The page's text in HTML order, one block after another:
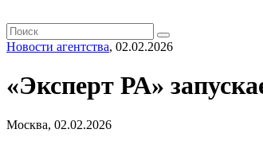
Новости агентства, 02.02.2026
«Эксперт РА»
Москва, 02.02.2026